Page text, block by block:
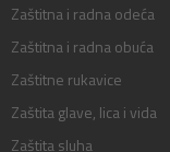
Zaštitna i radna odeća
Zaštitna i radna obuća
Zaštitne rukavice
Zaštita glave, lica i vida
Zaštita sluha